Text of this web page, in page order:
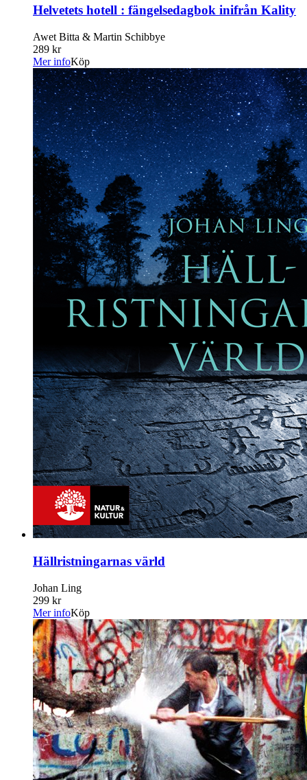
Helvetets hotell : fängelsedagbok inifrån Kality
Awet Bitta & Martin Schibbye
289 kr
Mer infoKöp
Hällristningarnas värld
Johan Ling
299 kr
Mer infoKöp